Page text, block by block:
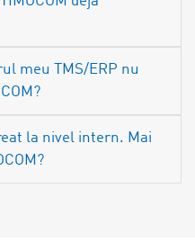
meu TMS/ERP nu
la nivel intern. Mai